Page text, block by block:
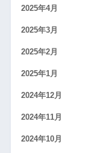
2025年4月
2025年3月
2025年2月
2025年1月
2024年12月
2024年11月
2024年10月